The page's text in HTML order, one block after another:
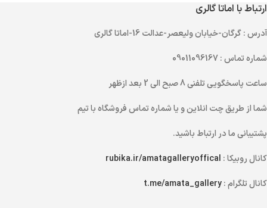
ارتباط با اماتا گالری
آدرس: گرگان-خیابان ولیعصر-عدالت 16-اماتا گالری
شماره تماس: 09011096167
ساعت پاسخگویی تلفنی
شما از طریقچت انلاینو یاشماره تماسفروشگاه با تیم
پشتیبانی ما در ارتباط باشید.
کانال روبیکا : rubika.ir/amatagalleryoffical
کانال تلگرام :t.me/amata_gallery